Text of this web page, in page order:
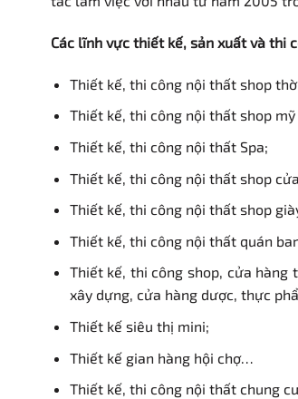
Các lĩnh vực thiết kế, sản xuất và thi
Thiết kế, thi công nội thất shop
Thiết kế, thi công nội thất shop mỹ
Thiết kế, thi công nội thất Spa;
Thiết kế, thi công nội thất shop
Thiết kế, thi công nội thất shop
Thiết kế, thi công nội thất quán
Thiết kế, thi công shop, cửa
xây dựng, cửa hàng dược, thực
Thiết kế siêu thị mini;
Thiết kế gian hàng hội chợ…
Thiết kế, thi công nội thất chung